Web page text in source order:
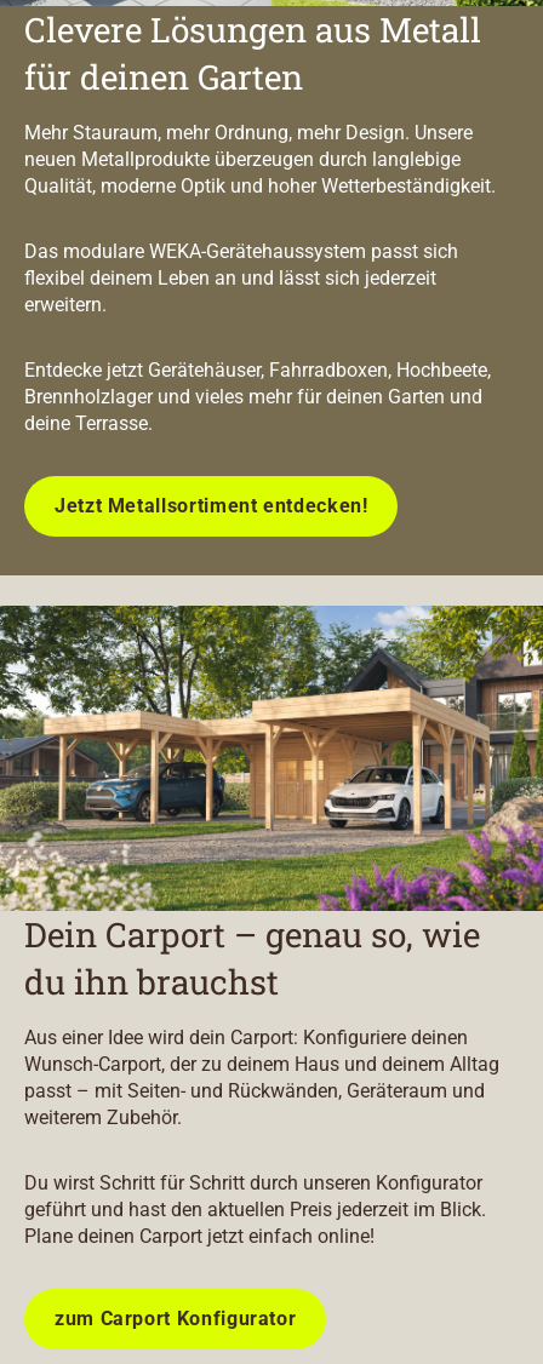
Clevere Lösungen aus Metall
für deinen Garten
Mehr Stauraum, mehr Ordnung, mehr Design. Unsere
neuen Metallprodukte überzeugen durch langlebige
Qualität, moderne Optik und hoher Wetterbeständigkeit.
Das modulare WEKA-Gerätehaussystem passt sich
flexibel deinem Leben an und lässt sich jederzeit
erweitern.
Entdecke jetzt Gerätehäuser, Fahrradboxen, Hochbeete,
Brennholzlager und vieles mehr für deinen Garten und
deine Terrasse.
Jetzt Metallsortiment entdecken!
Dein Carport – genau so, wie
du ihn brauchst
Aus einer Idee wird dein Carport: Konfiguriere deinen
Wunsch-Carport, der zu deinem Haus und deinem Alltag
passt – mit Seiten- und Rückwänden, Geräteraum und
weiterem Zubehör.
Du wirst Schritt für Schritt durch unseren Konfigurator
geführt und hast den aktuellen Preis jederzeit im Blick.
Plane deinen Carport jetzt einfach online!
zum Carport Konfigurator